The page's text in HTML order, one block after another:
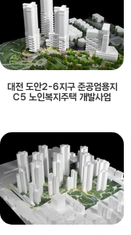
대전 도안2-6지구 준공업용지
C5 노인복지주택 개발사업